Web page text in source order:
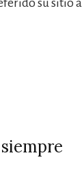
su sitio a